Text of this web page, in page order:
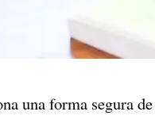
una forma segura